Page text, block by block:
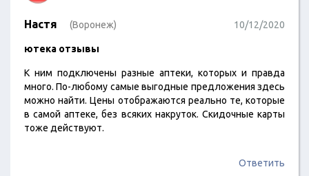
Настя (Воронеж) 10/12/2020
ютека отзывы
К ним подключены разные аптеки, которых и правда
много. По-любому самые выгодные предложения здесь
можно найти. Цены отображаются реально те, которые
в самой аптеке, без всяких накруток. Скидочные карты
тоже действуют.
Ответить